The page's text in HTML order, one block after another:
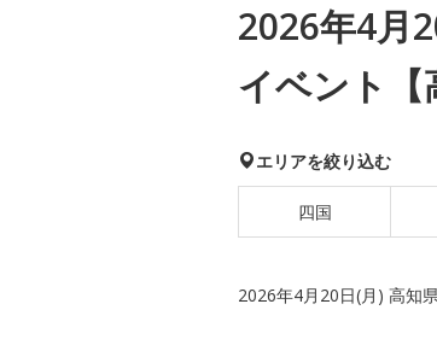
2026年4月
イベント【
エリアを絞り込む
四国
2026年4月20日(月) 高知